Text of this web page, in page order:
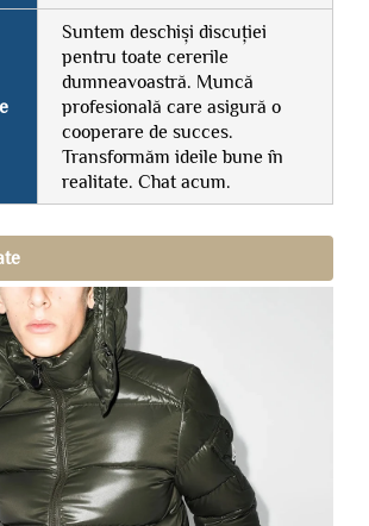
Suntem deschiși discuției
pentru toate cererile
dumneavoastră. Muncă
profesională care asigură o
cooperare de succes.
Transformăm ideile bune în
realitate. Chat acum.